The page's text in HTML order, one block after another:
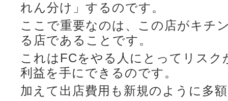
れん分け」するのです。
ここで重要なのは、この店がキチ
る店であることです。
これはFCをやる人にとってリス
利益を手にできるのです。
加えて出店費用も新規のように多